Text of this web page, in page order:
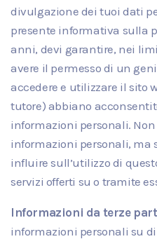
divulgazione dei tuoi dati
presente informativa sulla
anni, devi garantire, nei
avere il permesso di un
accedere e utilizzare il sito
tutore) abbiano
informazioni personali.
informazioni personali, ma
influire sull’utilizzo di
servizi offerti su o tramite
Informazioni da terze
informazioni personali su